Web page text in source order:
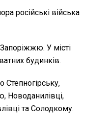
російські війська
У місті
будинків.
Степногірську,
Новоданилівці,
та Солодкому.